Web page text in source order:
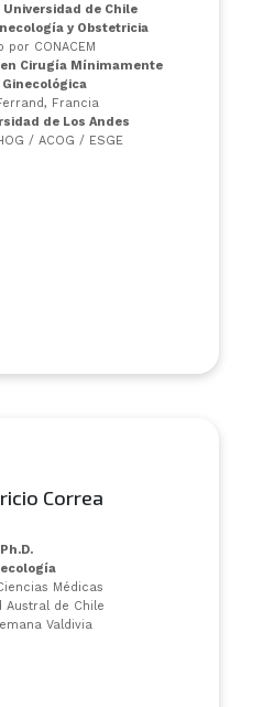
Universidad de Chile
y Obstetricia
por CONACEM
Cirugía Mínimamente
Ginecológica
Francia
de Los Andes
/ ACOG / ESGE
Correa
Ph.D.
Médicas
Austral de Chile
Valdivia